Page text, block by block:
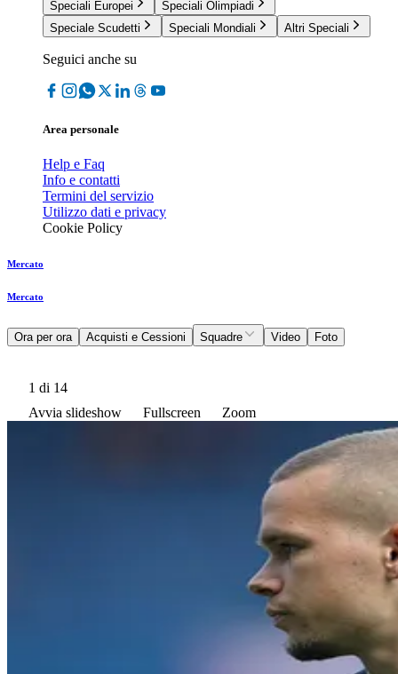
Speciali Europei
Speciali Olimpiadi
Speciale Scudetti
Speciali Mondiali Altri Speciali
Seguici anche su
Area personale
Help e Faq
Info e contatti
Termini del servizio
Utilizzo dati e privacy
Cookie Policy
Mercato
Mercato
Ora per ora Acquisti e Cessioni Squadre Video Foto
1 di 14
Avvia slideshow
Fullscreen Zoom